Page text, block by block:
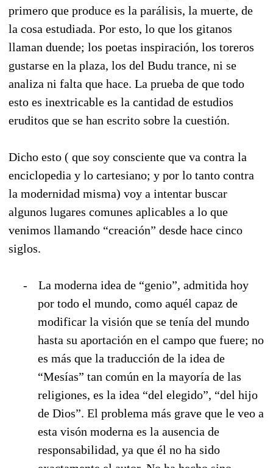
primero que produce es la parálisis, la muerte, de
la cosa estudiada. Por esto, lo que los gitanos
llaman duende; los poetas inspiración, los toreros
gustarse en la plaza, los del Budu trance, ni se
analiza ni falta que hace. La prueba de que todo
esto es inextricable es la cantidad de estudios
eruditos que se han escrito sobre la cuestión.
Dicho esto ( que soy consciente que va contra la
enciclopedia y lo cartesiano; y por lo tanto contra
la modernidad misma) voy a intentar buscar
algunos lugares comunes aplicables a lo que
venimos llamando “creación” desde hace cinco
siglos.
-
La moderna idea de “genio”, admitida hoy
por todo el mundo, como aquél capaz de
modificar la visión que se tenía del mundo
hasta su aportación en el campo que fuere; no
es más que la traducción de la idea de
“Mesías” tan común en la mayoría de las
religiones, es la idea “del elegido”, “del hijo
de Dios”. El problema más grave que le veo a
esta visón moderna es la ausencia de
responsabilidad, ya que él no ha sido